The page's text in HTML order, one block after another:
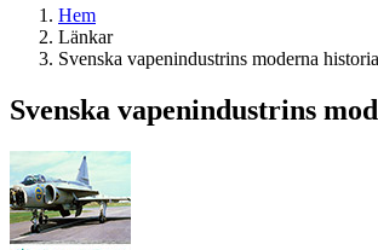
Hem
Länkar
Svenska vapenindustrins moderna historia
Svenska vapenindustrins